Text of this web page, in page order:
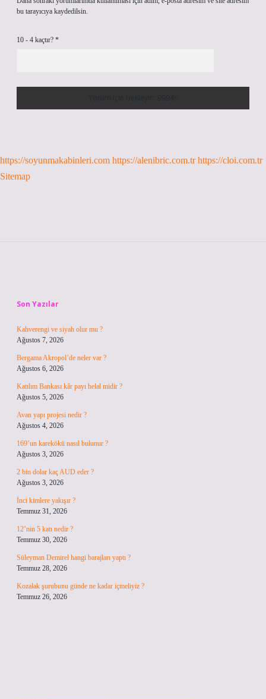
bu tarayıcıya kaydedilsin.
10 - 4 kaçtır? *
https://soyunmakabinleri.com https://alenibric.com.tr https://cloi.com.tr
Sitemap
Son Yazılar
Kahverengi ve siyah olur mu ?
Ağustos 7, 2026
Bergama Akropol’de neler var ?
Ağustos 6, 2026
Katılım Bankası kâr payı helal midir ?
Ağustos 5, 2026
Avan yapı projesi nedir ?
Ağustos 4, 2026
169’un karekökü nasıl bulunur ?
Ağustos 3, 2026
2 bin dolar kaç AUD eder ?
Ağustos 3, 2026
İnci kimlere yakışır ?
Temmuz 31, 2026
12’nin 5 katı nedir ?
Temmuz 30, 2026
Süleyman Demirel hangi barajları yaptı ?
Temmuz 28, 2026
Kozalak şurubunu günde ne kadar içmeliyiz ?
Temmuz 26, 2026